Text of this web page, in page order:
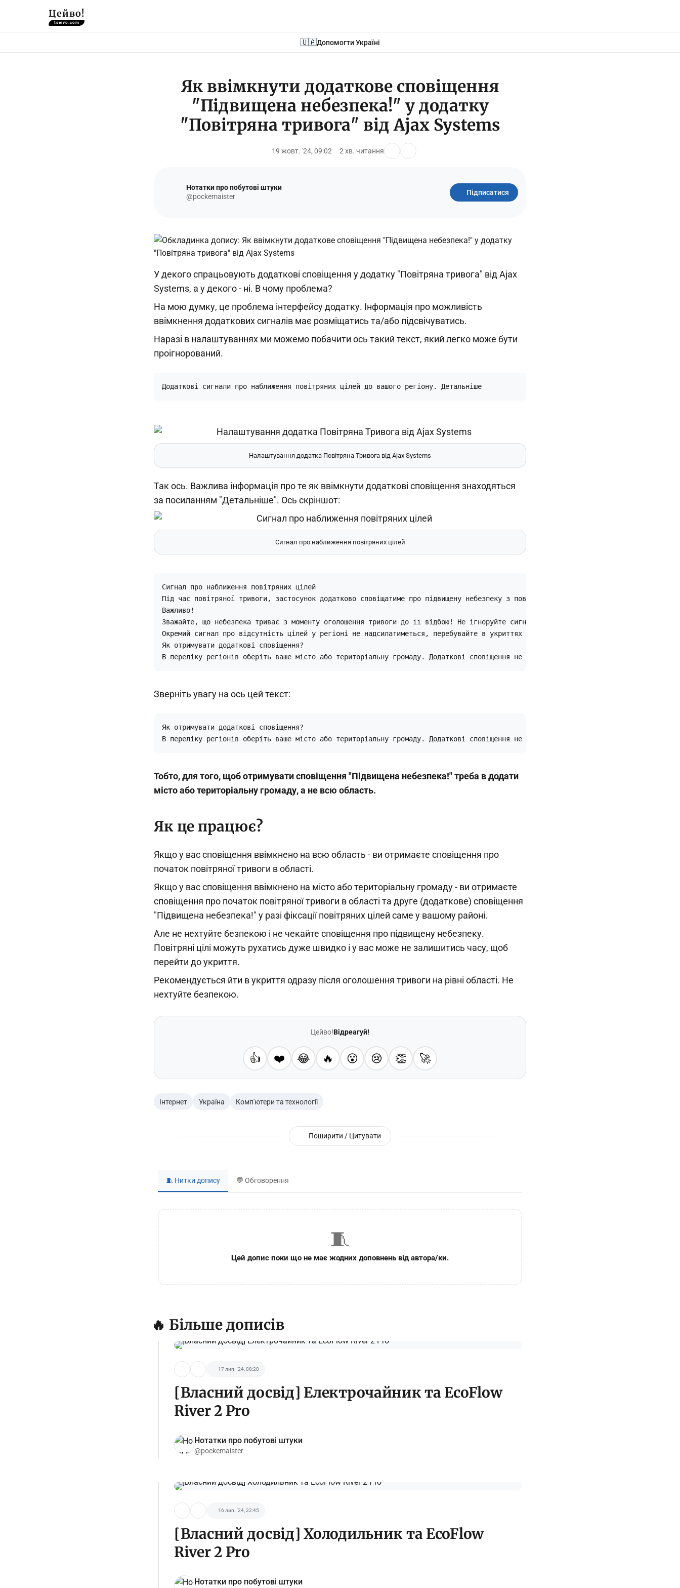
Цейво!
tseivo.com
🇺🇦Допомогти Україні
Як ввімкнути додаткове сповіщення
"Підвищена небезпека!" у додатку
"Повітряна тривога" від Ajax Systems
19 жовт. '24, 09:02 2 хв. читання
Нотатки про побутові штуки
@pockemaister
Підписатися
У декого спрацьовують додаткові сповіщення у додатку "Повітряна тривога" від Ajax
Systems, а у декого - ні. В чому проблема?
На мою думку, це проблема інтерфейсу додатку. Інформація про можливість
ввімкнення додаткових сигналів має розміщатись та/або підсвічуватись.
Наразі в налаштуваннях ми можемо побачити ось такий текст, який легко може бути
проігнорований.
Додаткові сигнали про наближення повітряних цілей до вашого регіону. Детальніше
Налаштування додатка Повітряна Тривога від Ajax Systems
Так ось. Важлива інформація про те як ввімкнути додаткові сповіщення знаходяться
за посиланням "Детальніше". Ось скріншот:
Сигнал про наближення повітряних цілей
Сигнал про наближення повітряних цілей
Під час повітряної тривоги, застосунок додатково сповіщатиме про підвищену небезпеку з повітря у вашому регіоні.
Важливо!
Зважайте, що небезпека триває з моменту оголошення тривоги до її відбою! Не ігноруйте сигнали повітряної тривоги.
Окремий сигнал про відсутність цілей у регіоні не надсилатиметься, перебувайте в укриттях до відбою.
Як отримувати додаткові сповіщення?
В переліку регіонів оберіть ваше місто або територіальну громаду. Додаткові сповіщення не надходитимуть, якщо ви обрали лише
Зверніть увагу на ось цей текст:
Як отримувати додаткові сповіщення?
В переліку регіонів оберіть ваше місто або територіальну громаду. Додаткові сповіщення не надходитимуть, якщо ви обрали лише
Тобто, для того, щоб отримувати сповіщення "Підвищена небезпека!" треба в додати
місто або територіальну громаду, а не всю область.
Як це працює?
Якщо у вас сповіщення ввімкнено на всю область - ви отримаєте сповіщення про
початок повітряної тривоги в області.
Якщо у вас сповіщення ввімкнено на місто або територіальну громаду - ви отримаєте
сповіщення про початок повітряної тривоги в області та друге (додаткове) сповіщення
"Підвищена небезпека!" у разі фіксації повітряних цілей саме у вашому районі.
Але не нехтуйте безпекою і не чекайте сповіщення про підвищену небезпеку.
Повітряні цілі можуть рухатись дуже швидко і у вас може не залишитись часу, щоб
перейти до укриття.
Рекомендується йти в укриття одразу після оголошення тривоги на рівні області. Не
нехтуйте безпекою.
Цейво!Відреагуй!
👍 ❤️ 😂 🔥 😮 😢 👏 🚀
Інтернет Україна Комп'ютери та технології
Поширити / Цитувати
🧵 Нитки допису 💬 Обговорення
🧵
Цей допис поки що не має жодних доповнень від автора/ки.
🔥 Більше дописів
17 лип. '24, 08:20
[Власний досвід] Електрочайник та EcoFlow
River 2 Pro
Нотатки про побутові штуки
@pockemaister
16 лип. '24, 22:45
[Власний досвід] Холодильник та EcoFlow
River 2 Pro
Нотатки про побутові штуки